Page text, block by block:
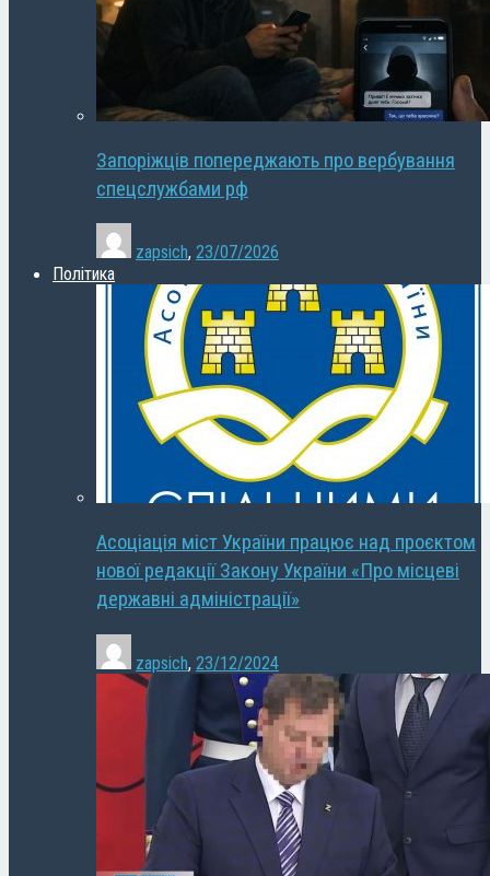
Запоріжців попереджають про вербування
спецслужбами рф
zapsich, 23/07/2026
Політика
Асоціація міст України працює над проєктом
нової редакції Закону України «Про місцеві
державні адміністрації»
zapsich, 23/12/2024